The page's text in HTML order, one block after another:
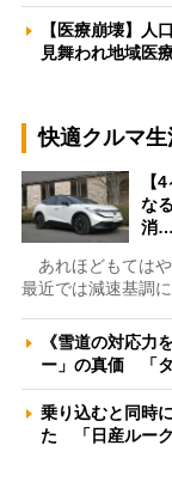
【医療崩壊】人
見舞われ地域
快適クルマ
【
な
消…
あれほどもてはや
最近では減速基調
《雪道の対応力
ー」の真価 「
乗り込むと同時
た 「日産ルー